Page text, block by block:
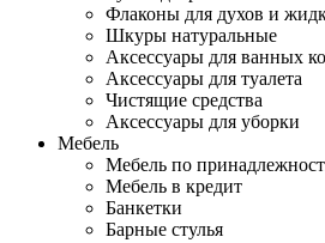
Флаконы для духов и
Шкуры натуральные
Аксессуары для ванных
Аксессуары для туалета
Чистящие средства
Аксессуары для уборки
Мебель
Мебель по
Мебель в кредит
Банкетки
Барные стулья